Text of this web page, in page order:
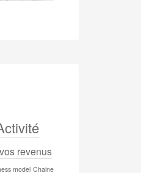
revenus
model Chaine